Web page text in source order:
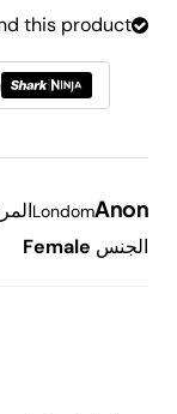
this product.
Anon
Londom
الجنس Female